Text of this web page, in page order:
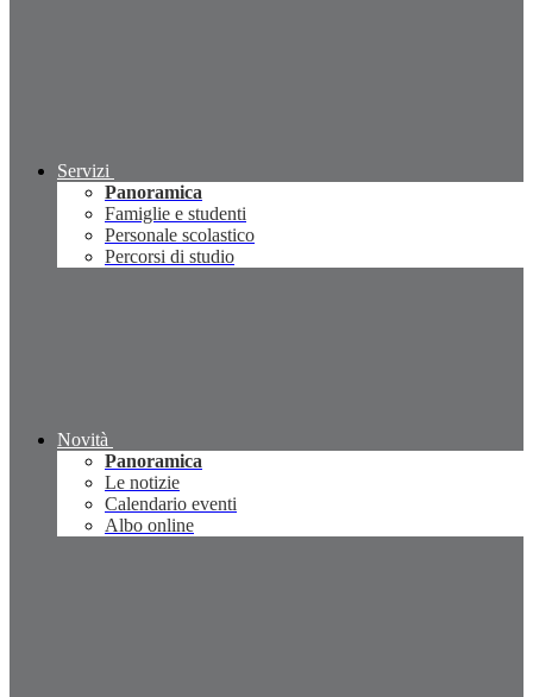
Servizi
Panoramica
Famiglie e studenti
Personale scolastico
Percorsi di studio
Novità
Panoramica
Le notizie
Calendario eventi
Albo online